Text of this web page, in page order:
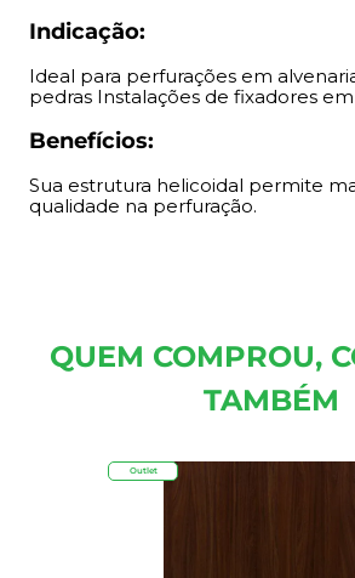
Indicação:
Ideal para perfurações em
pedras Instalações de fixadores
Benefícios:
Sua estrutura helicoidal permite
qualidade na perfuração.
QUEM COMPROU,
TAMBÉM
Outlet